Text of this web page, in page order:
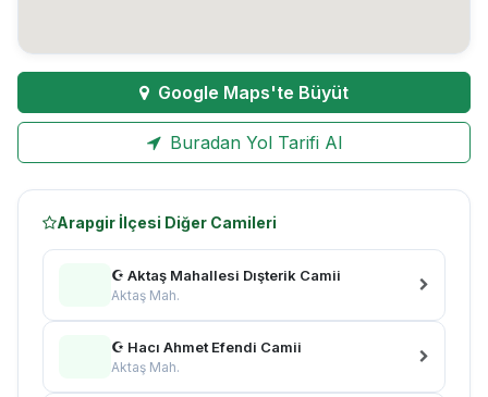
Google Maps'te Büyüt
Buradan Yol Tarifi Al
Arapgir İlçesi Diğer Camileri
☪ Aktaş Mahallesi Dışterik Camii
Aktaş Mah.
☪ Hacı Ahmet Efendi Camii
Aktaş Mah.